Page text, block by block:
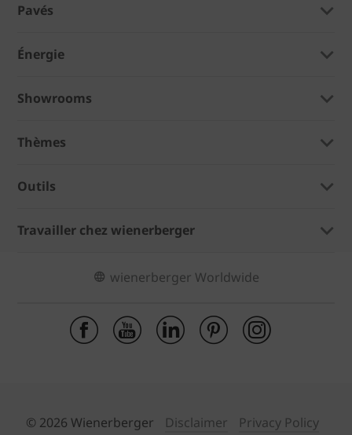
Pavés
Énergie
Showrooms
Thèmes
Outils
Travailler chez wienerberger
wienerberger Worldwide
© 2026 Wienerberger Disclaimer Privacy Policy